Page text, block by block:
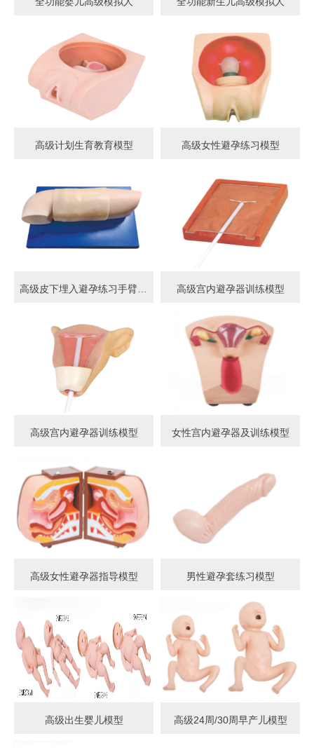
高级计划生育教育模型 高级女性避孕练习模型
高级皮下埋入避孕练习手臂模型 高级宫内避孕器训练模型
高级宫内避孕器训练模型 女性宫内避孕器及训练模型
高级女性避孕器指导模型 男性避孕套练习模型
高级出生婴儿模型 高级24周/30周早产儿模型